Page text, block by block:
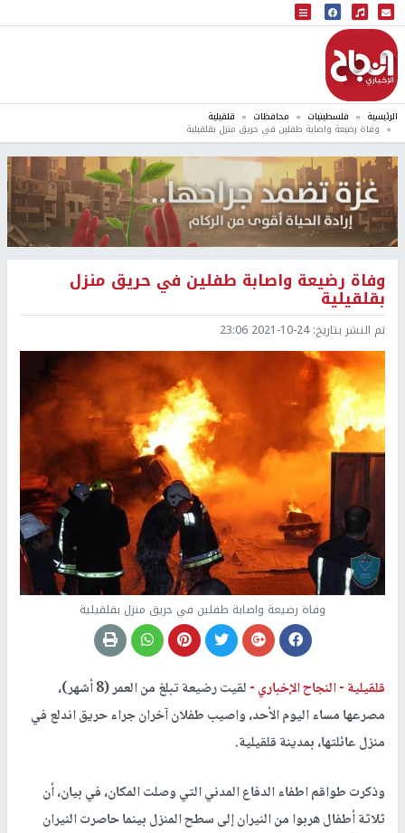
البث المباشر
إذاعة النجاح
الرئيسية فلسطينيات محافظات قلقيلية
وفاة رضيعة واصابة طفلين في حريق منزل بقلقيلية
وفاة رضيعة واصابة طفلين في حريق منزل
بقلقيلية
تم النشر بتاريخ:2021-10-24 23:06
وفاة رضيعة واصابة طفلين في حريق منزل بقلقيلية
قلقيلية -النجاح الإخباري -
لقيت رضيعة تبلغ من العمر (8 أشهر)،
مصرعها مساء اليوم الأحد، واصيب طفلان آخران جراء حريق اندلع في
منزل عائلتها، بمدينة قلقيلية.
وذكرت طواقم اطفاء الدفاع المدني التي وصلت المكان، في بيان، أن
ثلاثة أطفال هربوا من النيران إلى سطح المنزل بينما حاصرت النيران